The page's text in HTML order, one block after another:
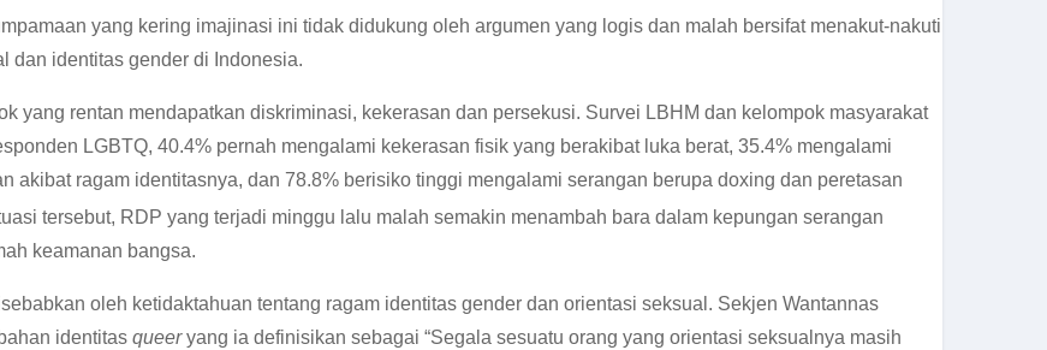
yang kering imajinasi ini tidak didukung oleh argumen yang logis dan malah bersifat menakut-nakuti
dan identitas gender di Indonesia.
yang rentan mendapatkan diskriminasi, kekerasan dan persekusi. Survei LBHM dan kelompok masyarakat
LGBTQ, 40.4% pernah mengalami kekerasan fisik yang berakibat luka berat, 35.4% mengalami
akibat ragam identitasnya, dan 78.8% berisiko tinggi mengalami serangan berupa doxing dan peretasan
tersebut, RDP yang terjadi minggu lalu malah semakin menambah bara dalam kepungan serangan
keamanan bangsa.
oleh ketidaktahuan tentang ragam identitas gender dan orientasi seksual. Sekjen Wantannas
identitas queeryang ia definisikan sebagai “Segala sesuatu orang yang orientasi seksualnya masih